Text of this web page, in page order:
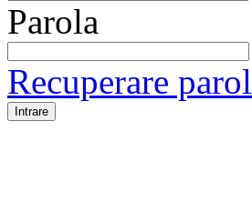
Parola
Recuperare